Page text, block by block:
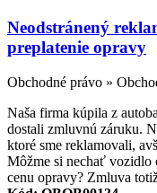
Neodstránený
preplatenie opravy
Obchodné právo »
Naša firma kúpila z
dostali zmluvnú záruku.
ktoré sme reklamovali,
Môžme si nechať vozidlo
cenu opravy? Zmluva